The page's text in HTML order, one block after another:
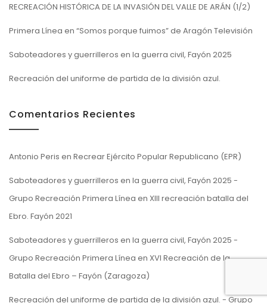
RECREACIÓN HISTÓRICA DE LA INVASIÓN DEL VALLE DE ARÁN (1/2)
Primera Línea en “Somos porque fuimos” de Aragón Televisión
Saboteadores y guerrilleros en la guerra civil, Fayón 2025
Recreación del uniforme de partida de la división azul.
Comentarios Recientes
Antonio Peris en Recrear Ejército Popular Republicano (EPR)
Saboteadores y guerrilleros en la guerra civil, Fayón 2025 -
Grupo Recreación Primera Línea en XIII recreación batalla del
Ebro. Fayón 2021
Saboteadores y guerrilleros en la guerra civil, Fayón 2025 -
Grupo Recreación Primera Línea en XVI Recreación de la
Batalla del Ebro – Fayón (Zaragoza)
Recreación del uniforme de partida de la división azul. - Grupo